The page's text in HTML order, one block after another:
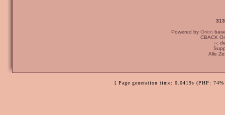
Powered by Orion
CBACK
:-:
Alle
[ Page generation time: 0.0419s (PHP: